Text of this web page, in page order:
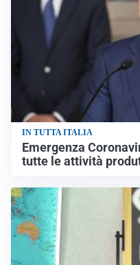
IN TUTTA ITALIA
Emergenza
tutte le attività